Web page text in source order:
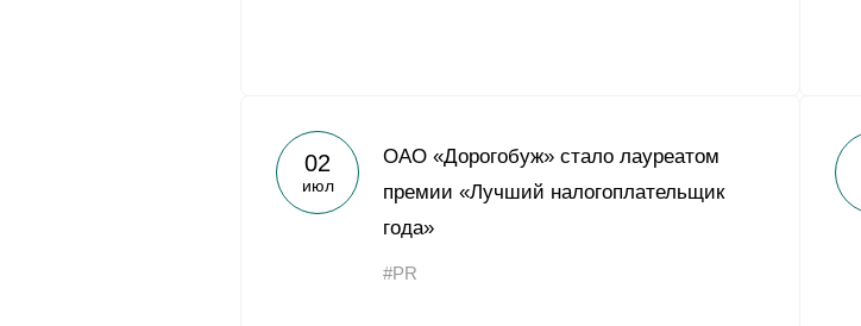
02
июл
ОАО «Дорогобуж» стало лауреатом
премии «Лучший налогоплательщик
года»
#PR